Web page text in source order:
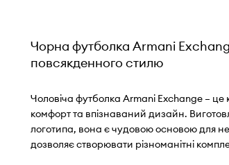
Чорна футболка Armani
повсякденного стилю
Чоловіча футболка Armani Exchange –
комфорт та впізнаваний дизайн.
логотипа, вона є чудовою основою для
дозволяє створювати різноманітні